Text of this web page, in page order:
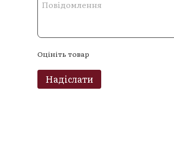
Оцініть товар
Надіслати